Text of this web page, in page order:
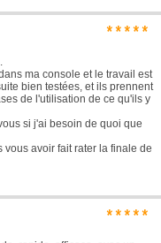
*****
ma console et le travail est
bien testées, et ils prennent
de l'utilisation de ce qu'ils y
si j'ai besoin de quoi que
vous avoir fait rater la finale de
*****